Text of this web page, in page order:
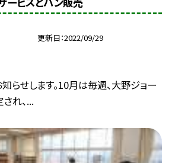
更新日 2022/09/29
らせします。10月は毎週、大野ジョー
れ、...